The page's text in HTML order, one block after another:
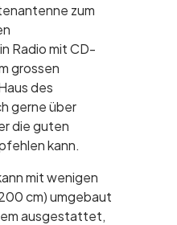
zum
Radio mit CD-
grossen
des
gerne über
die guten
kann.
mit wenigen
cm) umgebaut
ausgestattet,